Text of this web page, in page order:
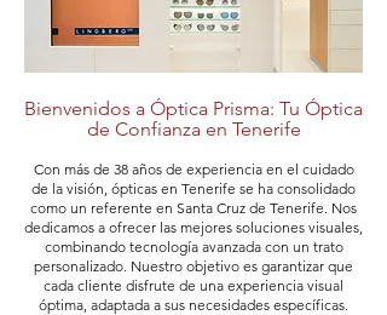
Bienvenidos a Óptica Prisma: Tu Óptica
de Confianza en Tenerife
Con más de 38 años de experiencia en el cuidado
de la visión, ópticas en Tenerife se ha consolidado
como un referente en Santa Cruz de Tenerife. Nos
dedicamos a ofrecer las mejores soluciones visuales,
combinando tecnología avanzada con un trato
personalizado. Nuestro objetivo es garantizar que
cada cliente disfrute de una experiencia visual
óptima, adaptada a sus necesidades específicas.​